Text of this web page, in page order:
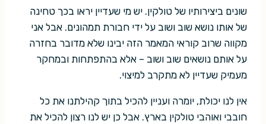
שונים ביצירותיו של טולקין. יש מי שעדיין יראו בכך טחינה
של אותו נושא שוב ושוב על ידי חבורת תמהונים. אבל אני
מקווה שרוב קוראי המאמר הזה יבינו שלא מדובר בחזרה
על אותם נושאים שוב ושוב – אלא בהתפתחות ובמחקר
מעמיק שעדיין לא מתקרב למיצוי.
אין לנו יכולת, יומרה ועניין להכיל בתוך קהילתנו את כל
חובבי ואוהבי טולקין בארץ. אבל כן יש לנו רצון להכיל את